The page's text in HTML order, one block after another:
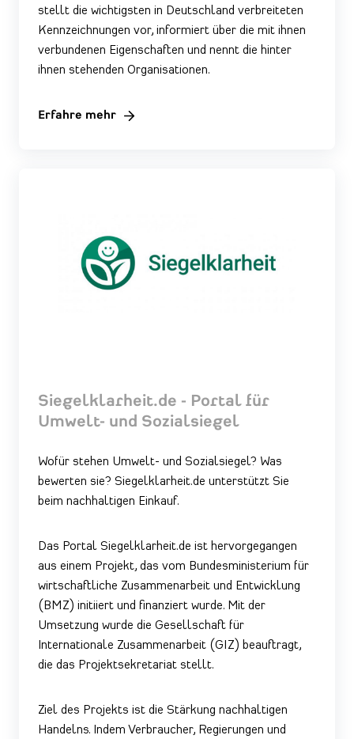
stellt die wichtigsten in Deutschland verbreiteten
Kennzeichnungen vor, informiert über die mit ihnen
verbundenen Eigenschaften und nennt die hinter
ihnen stehenden Organisationen.
Erfahre mehr
Siegelklarheit.de - Portal für
Umwelt- und Sozialsiegel
Wofür stehen Umwelt- und Sozialsiegel? Was
bewerten sie? Siegelklarheit.de unterstützt Sie
beim nachhaltigen Einkauf.
Das Portal Siegelklarheit.de ist hervorgegangen
aus einem Projekt, das vom Bundesministerium für
wirtschaftliche Zusammenarbeit und Entwicklung
(BMZ) initiiert und finanziert wurde. Mit der
Umsetzung wurde die Gesellschaft für
Internationale Zusammenarbeit (GIZ) beauftragt,
die das Projektsekretariat stellt.
Ziel des Projekts ist die Stärkung nachhaltigen
Handelns. Indem Verbraucher, Regierungen und